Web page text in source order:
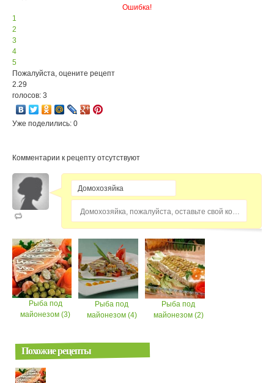
Ошибка!
1
2
3
4
5
Пожалуйста, оцените рецепт
2.29
голосов: 3
Уже поделились: 0
Комментарии к рецепту отсутствуют
Домохозяйка, пожалуйста, оставьте свой комментарий...
Рыба под
майонезом (3)
Рыба под
майонезом (4)
Рыба под
майонезом (2)
Похожие рецепты